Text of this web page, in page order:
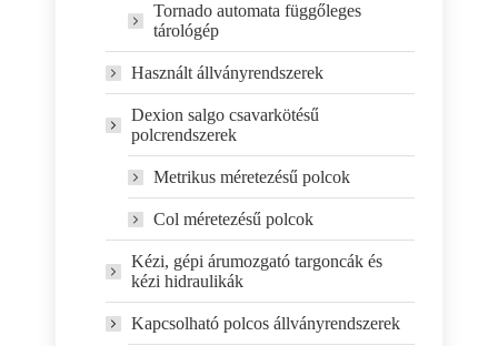
Tornado automata függőleges
tárológép
Használt állványrendszerek
Dexion salgo csavarkötésű
polcrendszerek
Metrikus méretezésű polcok
Col méretezésű polcok
Kézi, gépi árumozgató targoncák és
kézi hidraulikák
Kapcsolható polcos állványrendszerek